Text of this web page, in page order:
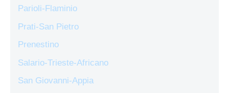
Parioli-Flaminio
Prati-San Pietro
Prenestino
Salario-Trieste-Africano
San Giovanni-Appia